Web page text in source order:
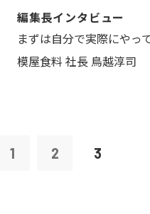
編集長インタビュー
まずは自分で実際にや
模屋食料 社長 鳥越淳司
1 2 3